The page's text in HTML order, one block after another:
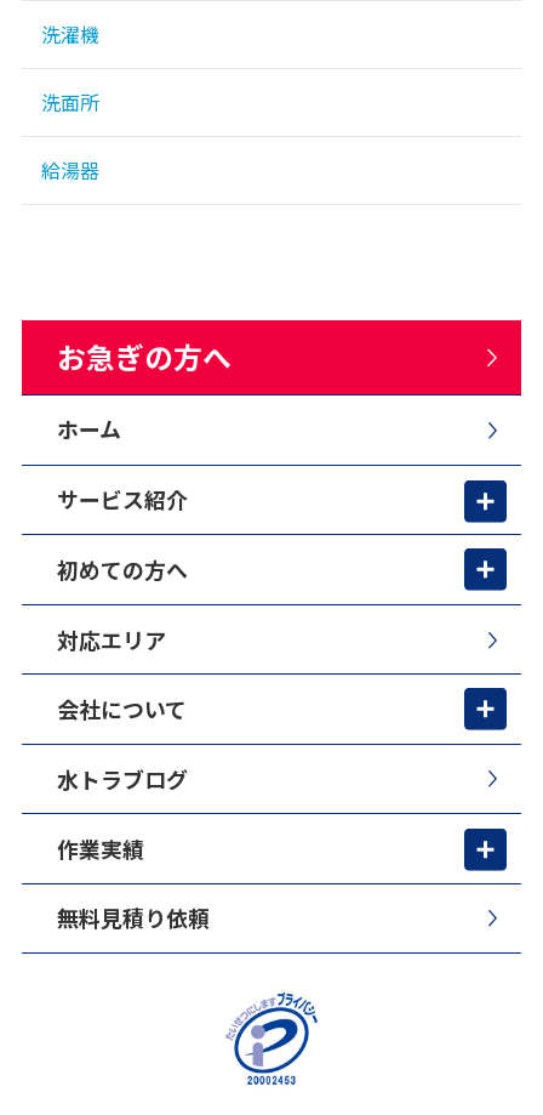
洗濯機
洗面所
給湯器
お急ぎの方へ
ホーム
サービス紹介
初めての方へ
対応エリア
会社について
水トラブログ
作業実績
無料見積り依頼